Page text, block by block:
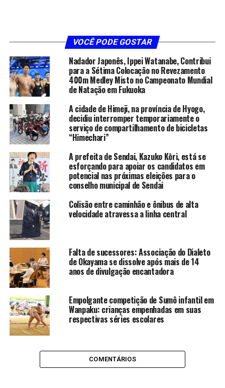
VOCÊ PODE GOSTAR
Nadador Japonês, Ippei Watanabe, Contribui
para a Sétima Colocação no Revezamento
400m Medley Misto no Campeonato Mundial
de Natação em Fukuoka
A cidade de Himeji, na província de Hyogo,
decidiu interromper temporariamente o
serviço de compartilhamento de bicicletas
“Himechari”
A prefeita de Sendai, Kazuko Kōri, está se
esforçando para apoiar os candidatos em
potencial nas próximas eleições para o
conselho municipal de Sendai
Colisão entre caminhão e ônibus de alta
velocidade atravessa a linha central
Falta de sucessores: Associação do Dialeto
de Okayama se dissolve após mais de 14
anos de divulgação encantadora
Empolgante competição de Sumô infantil em
Wanpaku: crianças empenhadas em suas
respectivas séries escolares
COMENTÁRIOS